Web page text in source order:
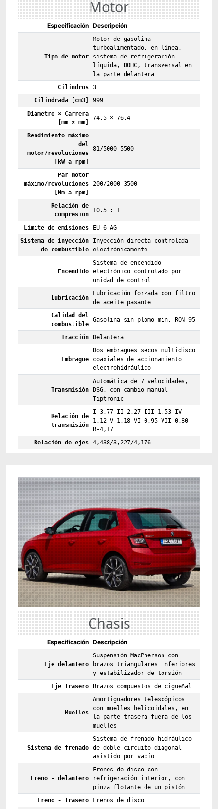
Motor
Especificación Descripción
Tipo de motor
Motor de gasolina
turboalimentado, en línea,
sistema de refrigeración
líquida, DOHC, transversal en
la parte delantera
Cilindros
3
Cilindrada [cm3]
999
Diámetro × Carrera
[mm × mm]
74,5 × 76,4
Rendimiento máximo
del
motor/revoluciones
[kW a rpm]
81/5000-5500
Par motor
máximo/revoluciones
[Nm a rpm]
200/2000-3500
Relación de
compresión
10,5 : 1
Límite de emisiones
EU 6 AG
Sistema de inyección
de combustible
Inyección directa controlada
electrónicamente
Encendido
Sistema de encendido
electrónico controlado por
unidad de control
Lubricación
Lubricación forzada con filtro
de aceite pasante
Calidad del
combustible
Gasolina sin plomo mín. RON 95
Tracción Delantera
Embrague
Dos embragues secos multidisco
coaxiales de accionamiento
electrohidráulico
Transmisión
Automática de 7 velocidades,
DSG, con cambio manual
Tiptronic
Relación de
transmisión
I-3,77 II-2,27 III-1,53 IV-
1,12 V-1,18 VI-0,95 VII-0,80
R-4,17
Relación de ejes
4,438/3,227/4,176
Chasis
Especificación Descripción
Eje delantero
Suspensión MacPherson con
brazos triangulares inferiores
y estabilizador de torsión
Eje trasero
Brazos compuestos de cigüeñal
Muelles
Amortiguadores telescópicos
con muelles helicoidales, en
la parte trasera fuera de los
muelles
Sistema de frenado
Sistema de frenado hidráulico
de doble circuito diagonal
asistido por vacío
Freno - delantero
Frenos de disco con
refrigeración interior, con
pinza flotante de un pistón
Freno - trasero
Frenos de disco